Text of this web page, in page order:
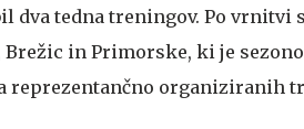
dva tedna treningov. Po
in Primorske, ki je
reprezentančno organiziranih